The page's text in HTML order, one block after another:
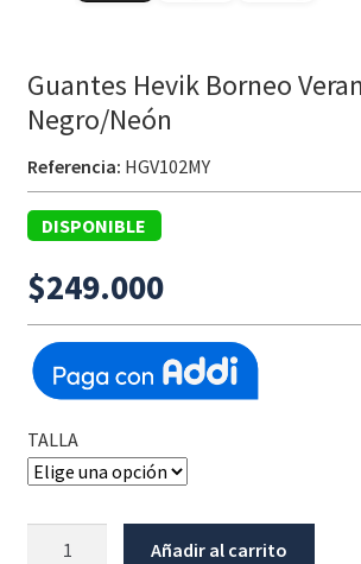
Guantes Hevik Borneo
Negro/Neón
Referencia: HGV102MY
DISPONIBLE
$249.000
TALLA
Añadir al carrito